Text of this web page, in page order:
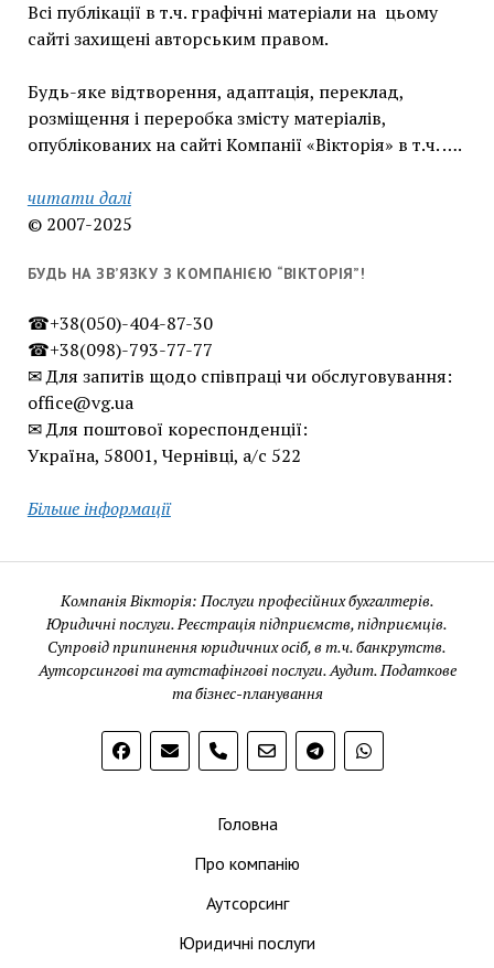
Всі публікації в т.ч. графічні матеріали на цьому
сайті захищені авторським правом.
Будь-яке відтворення, адаптація, переклад,
розміщення і переробка змісту матеріалів,
опублікованих на сайті Компанії «Вікторія» в т.ч. ….
читати далі
© 2007-2025
БУДЬ НА ЗВ’ЯЗКУ З КОМПАНІЄЮ “ВІКТОРІЯ”!
☎+38(050)-404-87-30
☎+38(098)-793-77-77
✉ Для запитів щодо співпраці чи обслуговування:
office@vg.ua
✉ Для поштової кореспонденції:
Україна, 58001, Чернівці, а/с 522
Більше інформації
Компанія Вікторія: Послуги професійних бухгалтерів.
Юридичні послуги. Реєстрація підприємств, підприємців.
Супровід припинення юридичних осіб, в т.ч. банкрутств.
Аутсорсингові та аутстафінгові послуги. Аудит. Податкове
та бізнес-планування
phone
Головна
Про компанію
Аутсорсинг
Юридичні послуги